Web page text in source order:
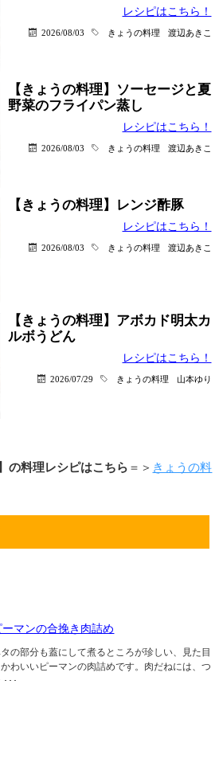
レシピはこちら！
2026/08/03 きょうの料理 渡辺あきこ
【きょうの料理】ソーセージと夏
野菜のフライパン蒸し
レシピはこちら！
2026/08/03 きょうの料理 渡辺あきこ
【きょうの料理】レンジ酢豚
レシピはこちら！
2026/08/03 きょうの料理 渡辺あきこ
【きょうの料理】アボカド明太カ
ルボうどん
レシピはこちら！
2026/07/29 きょうの料理 山本ゆり
の料理レシピはこちら ＝＞ きょうの料
ーマンの合挽き肉詰め
の部分も蓋にして煮るところが珍しい、見た目
かわいいピーマンの肉詰めです。肉だねには、つ
･･･